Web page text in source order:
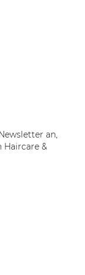
an,
Haircare &